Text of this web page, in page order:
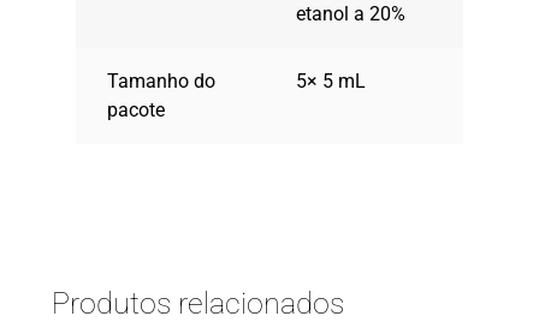
etanol a 20%
Tamanho do
pacote
5× 5 mL
Produtos relacionados